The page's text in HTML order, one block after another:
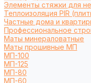
Элементы стяжки для
Теплоизоляция PIR
Частные дома и
Профессиональное
Маты минераловатные
Маты прошивные МП
МП-100
МП-125
МП-80
МП-60